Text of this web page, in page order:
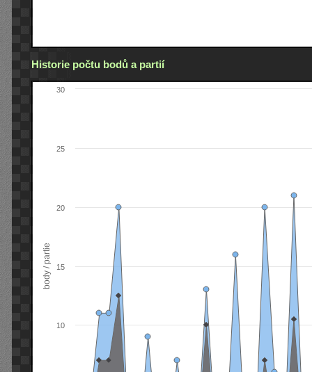
Historie počtu bodů a partií
body / partie
10
15
20
25
30